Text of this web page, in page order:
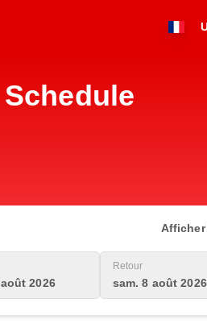
2026
Retour
sam. 8 août 2026